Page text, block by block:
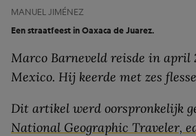
MANUEL JIMÉNEZ
Een straatfeest in Oaxaca de Juarez.
Marco Barneveld reisde in april
Mexico. Hij keerde met zes
Dit artikel werd oorspronkelijk
National Geographic Traveler,